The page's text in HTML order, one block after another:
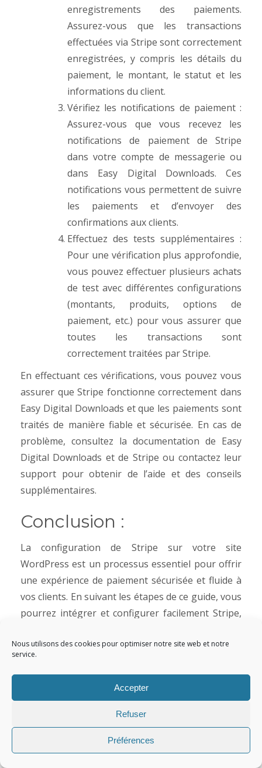
Nous utilisons des cookies pour optimiser notre site web et notre
service.
Accepter
Refuser
Préférences
enregistrements des paiements.
Assurez-vous que les transactions
effectuées via Stripe sont correctement
enregistrées, y compris les détails du
paiement, le montant, le statut et les
informations du client.
Vérifiez les notifications de paiement :
Assurez-vous que vous recevez les
notifications de paiement de Stripe
dans votre compte de messagerie ou
dans Easy Digital Downloads. Ces
notifications vous permettent de suivre
les paiements et d’envoyer des
confirmations aux clients.
Effectuez des tests supplémentaires :
Pour une vérification plus approfondie,
vous pouvez effectuer plusieurs achats
de test avec différentes configurations
(montants, produits, options de
paiement, etc.) pour vous assurer que
toutes les transactions sont
correctement traitées par Stripe.
En effectuant ces vérifications, vous pouvez vous
assurer que Stripe fonctionne correctement dans
Easy Digital Downloads et que les paiements sont
traités de manière fiable et sécurisée. En cas de
problème, consultez la documentation de Easy
Digital Downloads et de Stripe ou contactez leur
support pour obtenir de l’aide et des conseils
supplémentaires.
Conclusion :
La configuration de Stripe sur votre site
WordPress est un processus essentiel pour offrir
une expérience de paiement sécurisée et fluide à
vos clients. En suivant les étapes de ce guide, vous
pourrez intégrer et configurer facilement Stripe,
Gravity Forms, WooCommerce ou Easy Digital
maximiser vos ventes en ligne grâce à la
puissance de Stripe intégré à votre site